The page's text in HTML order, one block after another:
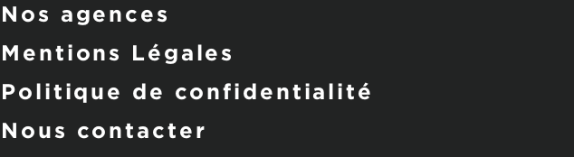
Nos agences
Mentions Légales
Politique de confidentialité
Nous contacter